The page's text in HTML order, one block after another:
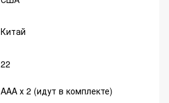
Китай
22
AAA х 2 (идут в комплекте)